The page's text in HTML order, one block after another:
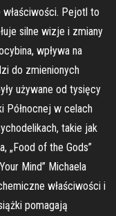
Pejotl to
silne wizje i zmiany
wpływa na
do zmienionych
używane od tysięcy
Północnej w celach
takie jak
„Food of the Gods”
Mind” Michaela
właściwości i
pomagają